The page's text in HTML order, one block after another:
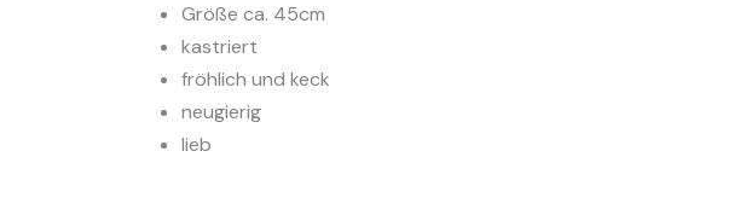
Größe ca. 45cm
kastriert
fröhlich und keck
neugierig
lieb